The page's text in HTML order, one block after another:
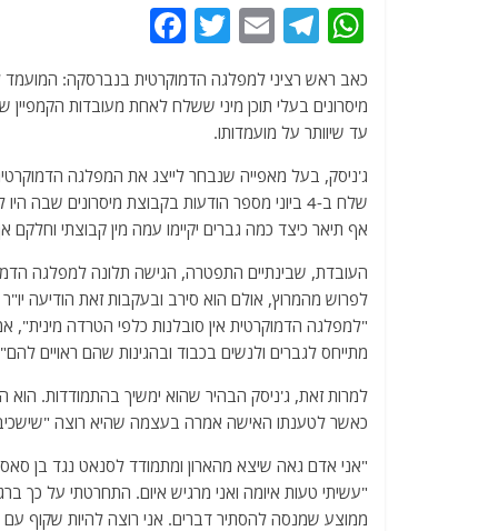
W
at
s
A
p
p
T
el
e
g
ra
m
E
m
ai
l
T
itt
c
b
o
o
k
כאב ראש רציני למפלגה הדמוקרטית בנברסקה:
מיסרונים בעלי תוכן מיני ששלח לאחת מעובדות
עד שיוותר על מועמדותו.
ג'ניסק, בעל מאפייה שנבחר לייצג את המפלגה
שלח ב-4 ביוני מספר הודעות בקבוצת מיסרונים
אף תיאר כיצד כמה גברים יקיימו עמה מין קבוצתי וחלקם
העובדת, שבינתיים התפטרה, הגישה תלונה למפלגה
לפרוש מהמרוץ, אולם הוא סירב ובעקבות זאת הודיעה
"למפלגה הדמוקרטית אין סובלנות כלפי הטרדה
מתייחס לגברים ולנשים בכבוד ובהגינות שהם ראויים
למרות זאת, ג'ניסק הבהיר שהוא ימשיך בהתמודדות.
כאשר לטענתו האישה אמרה בעצמה שהיא רוצה
"אני אדם גאה שיצא מהארון ומתמודד לסנאט נגד בן
"עשיתי טעות איומה ואני מרגיש איום. התחרטתי על כך
ממוצע שמנסה להסתיר דברים. אני רוצה להיות שקוף